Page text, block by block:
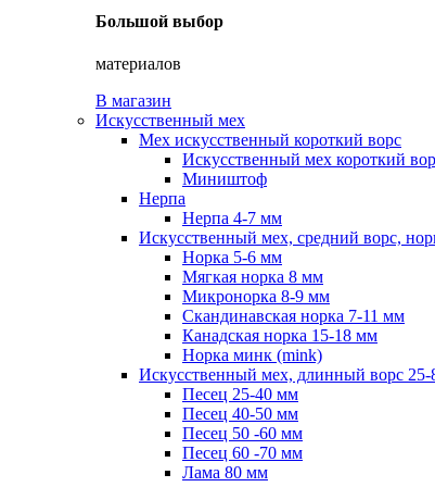
Большой выбор
материалов
В магазин
Искусственный мех
Мех искусственный короткий ворс
Искусственный мех короткий
Миништоф
Нерпа
Нерпа 4-7 мм
Искусственный мех, средний ворс,
Норка 5-6 мм
Мягкая норка 8 мм
Микронорка 8-9 мм
Скандинавская норка 7-11 мм
Канадская норка 15-18 мм
Норка минк (mink)
Искусственный мех, длинный ворс
Песец 25-40 мм
Песец 40-50 мм
Песец 50 -60 мм
Песец 60 -70 мм
Лама 80 мм